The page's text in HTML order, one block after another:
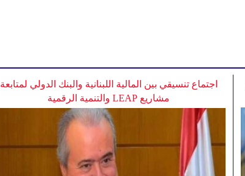
اجتماع تنسيقي بين المالية اللبنانية والبنك الدولي لمتابعة
مشاريع LEAP والتنمية الرقمية